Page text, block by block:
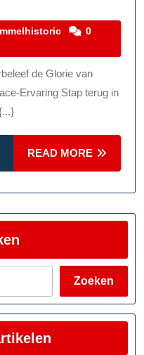
kemmelhistoric
0
Ervaring Stap terug in
READ MORE
MORE
Zoeken